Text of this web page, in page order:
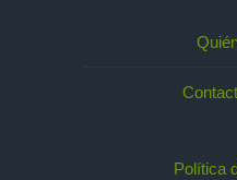
Política